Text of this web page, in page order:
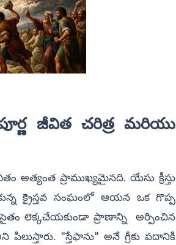
జీవిత చరిత్ర మరియు
అత్యంత ప్రాముఖ్యమైనది. యేసు క్రీస్తు
క్రైస్తవ సంఘంలో ఆయన ఒక గొప్ప
లెక్కచేయకుండా ప్రాణాన్ని అర్పించిన
పిలుస్తారు. "స్తేఫాను" అనే గ్రీకు పదానికి